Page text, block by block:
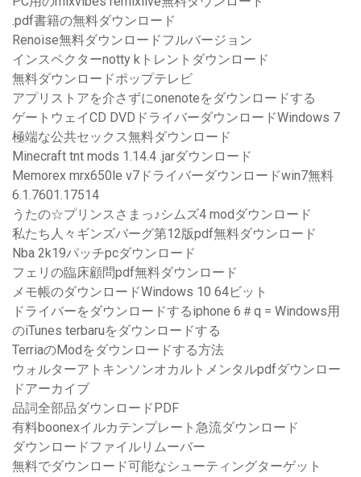
.pdf書籍の無料ダウンロード
Renoise無料ダウンロードフルバージョン
インスペクターnotty kトレントダウンロード
無料ダウンロードポップテレビ
アプリストアを介さずにonenoteをダウンロードする
ゲートウェイCD DVDドライバーダウンロードWindows 7
極端な公共セックス無料ダウンロード
Minecraft tnt mods 1.14.4 .jarダウンロード
Memorex mrx650le v7ドライバーダウンロードwin7無料
6.1.7601.17514
うたの☆プリンスさまっ♪シムズ4 modダウンロード
私たち人々ギンズバーグ第12版pdf無料ダウンロード
Nba 2k19パッチpcダウンロード
フェリの臨床顧問pdf無料ダウンロード
メモ帳のダウンロードWindows 10 64ビット
ドライバーをダウンロードするiphone 6＃q = Windows用
のiTunes terbaruをダウンロードする
TerriaのModをダウンロードする方法
ウォルターアトキンソンオカルトメンタルpdfダウンロー
ドアーカイブ
品詞全部品ダウンロードPDF
有料boonexイルカテンプレート急流ダウンロード
ダウンロードファイルリムーバー
無料でダウンロード可能なシューティングターゲット